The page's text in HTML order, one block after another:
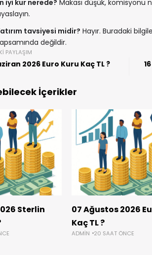
iyi kur nerede? Makası düşük, komisyonu
tavsiyesi midir? Hayır. Buradaki
değildir.
PAYLAŞIM
2026 Euro Kuru Kaç TL ?
İçerikler
Sterlin
07 Ağustos 2026
Kaç TL ?
ADMIN 20 SAAT ÖNCE